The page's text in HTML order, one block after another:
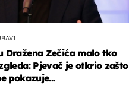
Dražena Zečića malo tko
Pjevač je otkrio zašto
pokazuje...